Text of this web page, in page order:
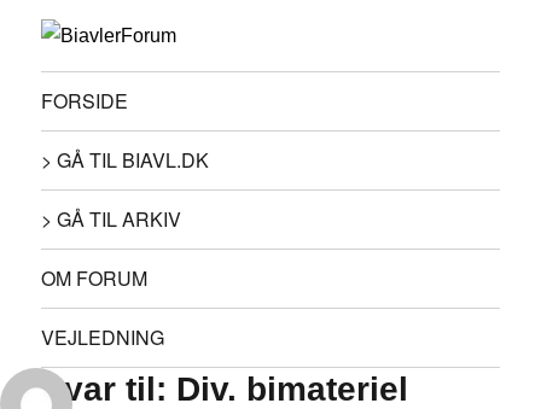
FORSIDE
> GÅ TIL BIAVL.DK
> GÅ TIL ARKIV
OM FORUM
VEJLEDNING
Svar til: Div. bimateriel